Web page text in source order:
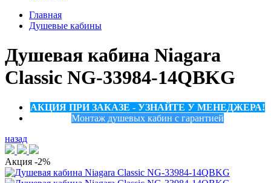
Главная
Душевые кабины
Душевая кабина Niagara
Classic NG-33984-14QBKG
АКЦИЯ ПРИ ЗАКАЗЕ - УЗНАЙТЕ У МЕНЕДЖЕРА!
Монтаж душевых кабин с гарантией
назад
Акция -2%